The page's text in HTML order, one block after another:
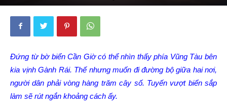
Đứng từ bờ biển Cần Giờ có thể nhìn thấy phía Vũng Tàu bên
kia vịnh Gành Rái. Thế nhưng muốn đi đường bộ giữa hai nơi,
người dân phải vòng hàng trăm cây số. Tuyến vượt biển sắp
làm sẽ rút ngắn khoảng cách ấy.